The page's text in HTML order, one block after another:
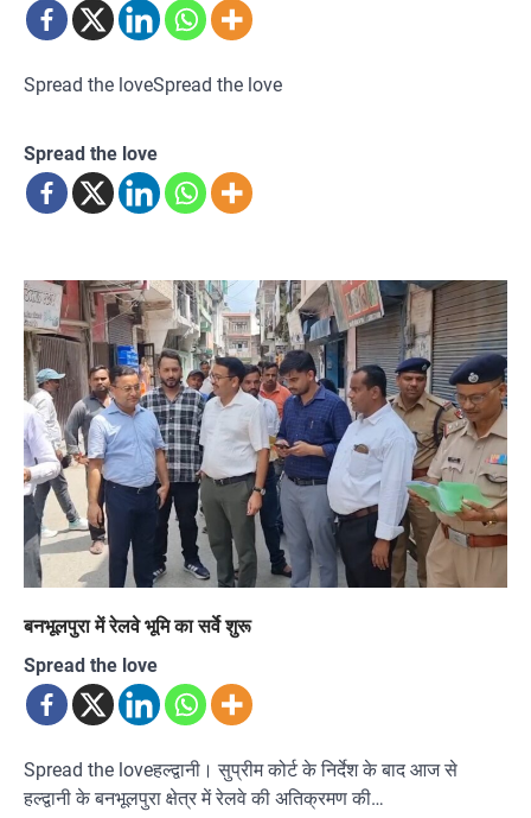
Spread the loveSpread the love
Spread the love
बनभूलपुरा में रेलवे भूमि का सर्वे शुरू
Spread the love
Spread the loveहल्द्वानी। सुप्रीम कोर्ट के निर्देश के बाद आज से
हल्द्वानी के बनभूलपुरा क्षेत्र में रेलवे की अतिक्रमण की…